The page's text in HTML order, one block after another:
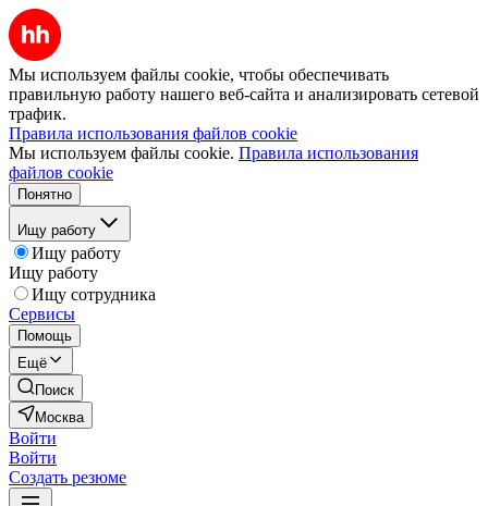
Мы используем файлы cookie, чтобы обеспечивать
правильную работу нашего веб-сайта и анализировать сетевой
трафик.
Правила использования файлов cookie
Мы используем файлы cookie. Правила использования
файлов cookie
Понятно
Ищу работу
Ищу работу
Ищу работу
Ищу сотрудника
Сервисы
Помощь
Ещё
Поиск
Москва
Войти
Войти
Создать резюме